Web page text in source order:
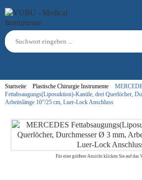
Startseite Plastische Chirurgie Instrumente
Fettabsaugungs(Liposuktion)-Kanüle, drei Querlöcher,
Arbeitslänge 10”/25 cm, Luer-Lock Anschluss
Für eine größere Ansicht klicken Sie auf das